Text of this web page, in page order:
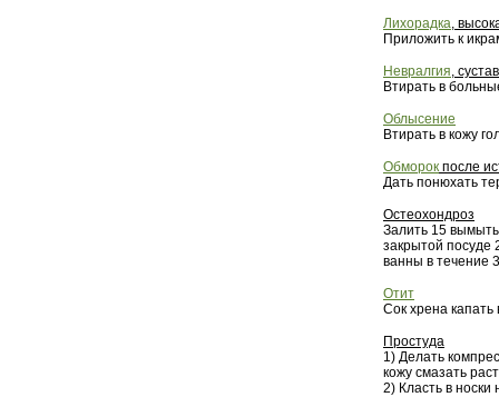
Лихорадка,
Приложить к
Невралгия,
Втирать в
Облысение
Втирать в кожу
Обморок после
Дать понюхать
Остеохондроз
Залить 15
закрытой посуде
ванны в течение
Отит
Сок хрена
Простуда
1) Делать
кожу смазать
2) Класть в носки